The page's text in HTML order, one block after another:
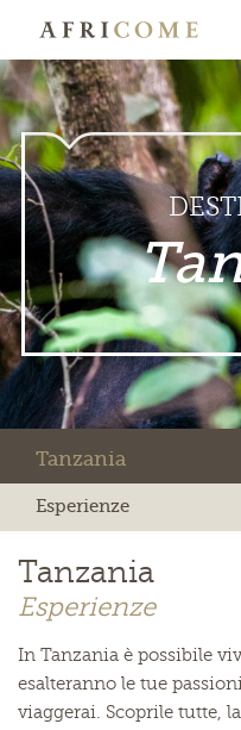
Tanzania
Esperienze
Tanzania
Esperienze
In Tanzania è possibile
esalteranno le tue
viaggerai. Scoprile tutte,